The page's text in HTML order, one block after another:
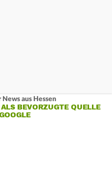
News aus Hessen
BEVORZUGTE QUELLE